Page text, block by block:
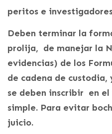
peritos e
Deben terminar la
prolija, de manejar la
evidencias) de los
de cadena de
se deben inscribir en
simple. Para evitar
juicio.